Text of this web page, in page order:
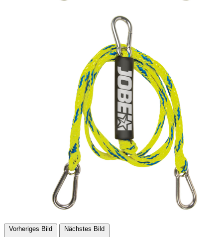
Vorheriges Bild Nächstes Bild